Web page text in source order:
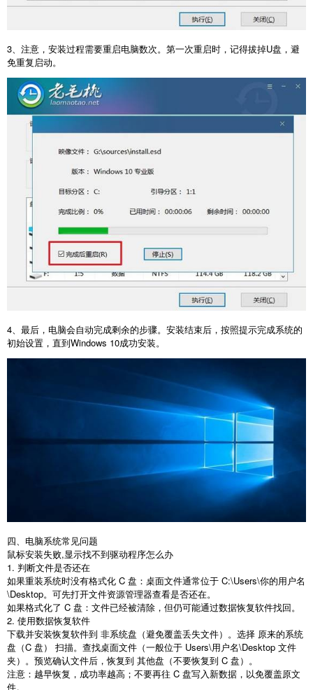
3 、注意，安装过程需要重启电脑数次。第一次重启时，记得拔掉U盘，避
免重复启动。
4、最后，电脑会自动完成剩余的步骤。安装结束后，按照提示完成系统的
初始设置，直到Windows 10成功安装。
四、电脑系统常见问题
鼠标安装失败,显示找不到驱动程序怎么办
1. 判断文件是否还在
如果重装系统时没有格式化 C 盘：桌面文件通常位于 C:\Users\你的用户名
\Desktop。可先打开文件资源管理器查看是否还在。
如果格式化了 C 盘：文件已经被清除，但仍可能通过数据恢复软件找回。
2. 使用数据恢复软件
下载并安装恢复软件到 非系统盘（避免覆盖丢失文件）。选择 原来的系统
盘（C 盘） 扫描。查找桌面文件（一般位于 Users\用户名\Desktop 文件
夹）。预览确认文件后，恢复到 其他盘（不要恢复到 C 盘）。
注意：越早恢复，成功率越高；不要再往 C 盘写入新数据，以免覆盖原文
件。